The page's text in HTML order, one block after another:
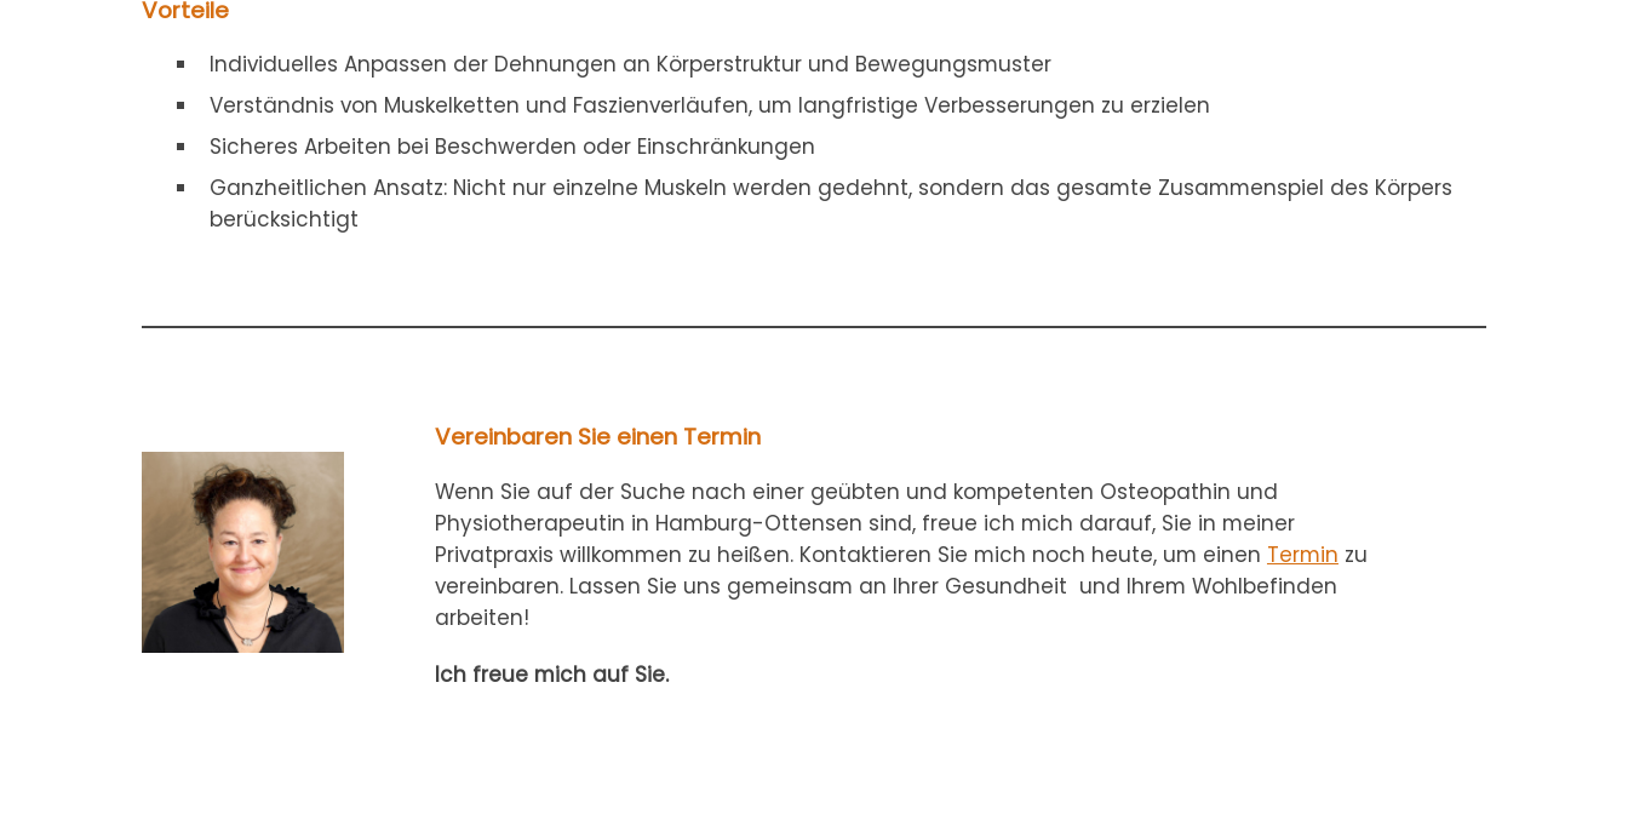
Vorteile
Individuelles Anpassen der Dehnungen an Körperstruktur und Bewegungsmuster
Verständnis von Muskelketten und Faszienverläufen, um langfristige Verbesserungen zu erzielen
Sicheres Arbeiten bei Beschwerden oder Einschränkungen
Ganzheitlichen Ansatz: Nicht nur einzelne Muskeln werden gedehnt, sondern das gesamte Zusammenspiel des Körpers
berücksichtigt
Vereinbaren Sie einen Termin
Wenn Sie auf der Suche nach einer geübten und kompetenten Osteopathin und
Physiotherapeutin in Hamburg-Ottensen sind, freue ich mich darauf, Sie in meiner
Privatpraxis willkommen zu heißen. Kontaktieren Sie mich noch heute, um einen Termin zu
vereinbaren. Lassen Sie uns gemeinsam an Ihrer Gesundheit und Ihrem Wohlbefinden
arbeiten!
Ich freue mich auf Sie.